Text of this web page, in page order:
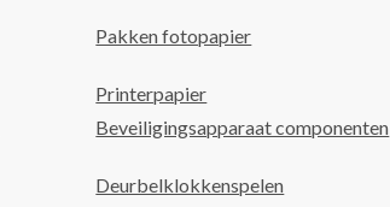
Pakken fotopapier
Printerpapier
Beveiligingsapparaat componenten
Deurbelklokkenspelen